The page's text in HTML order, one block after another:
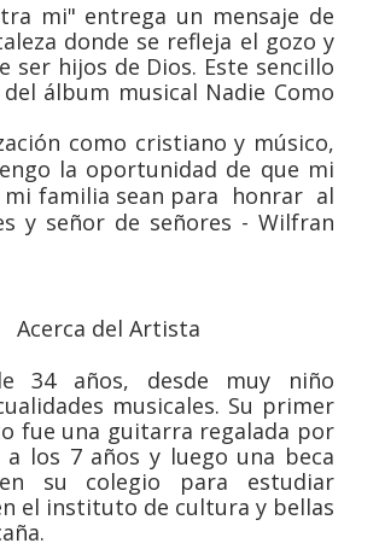
mi" entrega un mensaje de
donde se refleja el gozo y
ser hijos de Dios. Este sencillo
álbum musical Nadie Como
como cristiano y músico,
la oportunidad de que mi
mi familia sean para honrar al
y señor de señores - Wilfran
Acerca del Artista
34 años, desde muy niño
musicales. Su primer
fue una guitarra regalada por
a los 7 años y luego una beca
su colegio para estudiar
el instituto de cultura y bellas